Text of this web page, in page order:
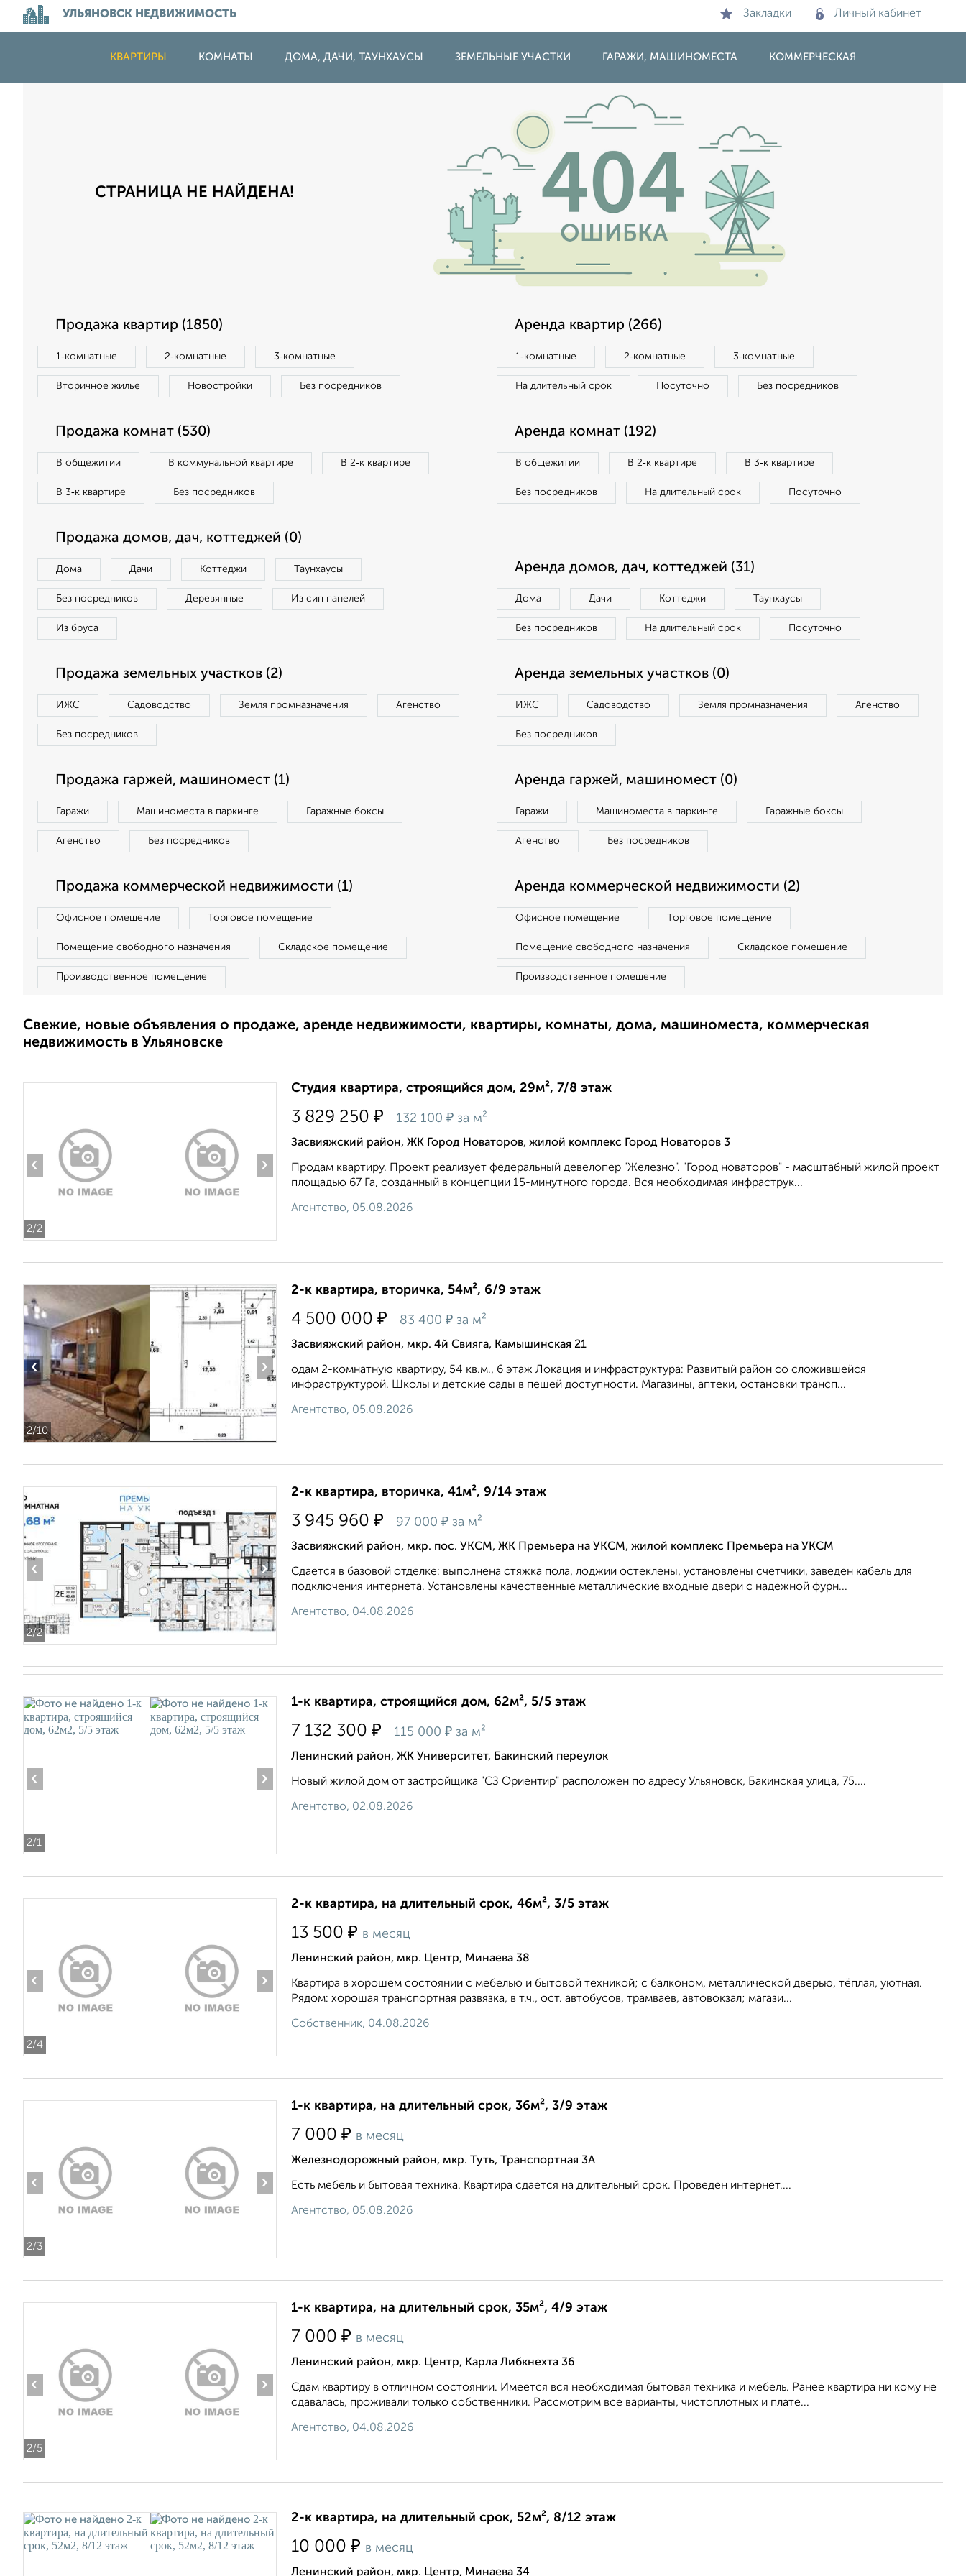
УЛЬЯНОВСК НЕДВИЖИМОСТЬ Закладки Личный кабинет
КВАРТИРЫ КОМНАТЫ ДОМА, ДАЧИ, ТАУНХАУСЫ ЗЕМЕЛЬНЫЕ УЧАСТКИ ГАРАЖИ, МАШИНОМЕСТА КОММЕРЧЕСКАЯ
СТРАНИЦА НЕ НАЙДЕНА!
Продажа квартир (1850)
1‑комнатные 2‑комнатные 3‑комнатные
Вторичное жилье Новостройки Без посредников
Аренда квартир (266)
1‑комнатные 2‑комнатные 3‑комнатные
На длительный срок Посуточно Без посредников
Продажа комнат (530)
В общежитии В коммунальной квартире В 2‑к квартире
В 3‑к квартире Без посредников
Аренда комнат (192)
В общежитии В 2‑к квартире В 3‑к квартире
Без посредников На длительный срок Посуточно
Продажа домов, дач, коттеджей (0)
Дома Дачи Коттеджи Таунхаусы
Без посредников Деревянные Из сип панелей
Из бруса
Аренда домов, дач, коттеджей (31)
Дома Дачи Коттеджи Таунхаусы
Без посредников На длительный срок Посуточно
Продажа земельных участков (2)
ИЖС Садоводство Земля промназначения Агенство
Без посредников
Аренда земельных участков (0)
ИЖС Садоводство Земля промназначения Агенство
Без посредников
Продажа гаржей, машиномест (1)
Гаражи Машиноместа в паркинге Гаражные боксы
Агенство Без посредников
Аренда гаржей, машиномест (0)
Гаражи Машиноместа в паркинге Гаражные боксы
Агенство Без посредников
Продажа коммерческой недвижимости (1)
Офисное помещение Торговое помещение
Помещение свободного назначения Складское помещение
Производственное помещение
Аренда коммерческой недвижимости (2)
Офисное помещение Торговое помещение
Помещение свободного назначения Складское помещение
Производственное помещение
Свежие, новые объявления о продаже, аренде недвижимости, квартиры, комнаты, дома, машиноместа, коммерческая
недвижимость в Ульяновске
2/2
‹ ›
Студия квартира, строящийся дом, 29м², 7/8 этаж
3 829 250 ₽ 132 100 ₽ за м²
Засвияжский район, ЖК Город Новаторов, жилой комплекс Город Новаторов 3
Продам квартиру. Проект реализует федеральный девелопер "Железно". "Город новаторов" - масштабный жилой проект
площадью 67 Га, созданный в концепции 15-минутного города. Вся необходимая инфраструк...
Агентство, 05.08.2026
2/10
‹ ›
2-к квартира, вторичка, 54м², 6/9 этаж
4 500 000 ₽ 83 400 ₽ за м²
Засвияжский район, мкр. 4й Свияга, Камышинская 21
одам 2-комнатную квартиру, 54 кв.м., 6 этаж Локация и инфраструктура: Развитый район со сложившейся
инфраструктурой. Школы и детские сады в пешей доступности. Магазины, аптеки, остановки трансп...
Агентство, 05.08.2026
2/2
‹ ›
2-к квартира, вторичка, 41м², 9/14 этаж
3 945 960 ₽ 97 000 ₽ за м²
Засвияжский район, мкр. пос. УКСМ, ЖК Премьера на УКСМ, жилой комплекс Премьера на УКСМ
Сдается в базовой отделке: выполнена стяжка пола, лоджии остеклены, установлены счетчики, заведен кабель для
подключения интернета. Установлены качественные металлические входные двери с надежной фурн...
Агентство, 04.08.2026
2/1
‹ ›
1-к квартира, строящийся дом, 62м², 5/5 этаж
7 132 300 ₽ 115 000 ₽ за м²
Ленинский район, ЖК Университет, Бакинский переулок
Новый жилой дом от застройщика "СЗ Ориентир" расположен по адресу Ульяновск, Бакинская улица, 75....
Агентство, 02.08.2026
2/4
‹ ›
2-к квартира, на длительный срок, 46м², 3/5 этаж
13 500 ₽ в месяц
Ленинский район, мкр. Центр, Минаева 38
Квартира в хорошем состоянии с мебелью и бытовой техникой; с балконом, металлической дверью, тёплая, уютная.
Рядом: хорошая транспортная развязка, в т.ч., ост. автобусов, трамваев, автовокзал; магази...
Собственник, 04.08.2026
2/3
‹ ›
1-к квартира, на длительный срок, 36м², 3/9 этаж
7 000 ₽ в месяц
Железнодорожный район, мкр. Туть, Транспортная 3А
Есть мебель и бытовая техника. Квартира сдается на длительный срок. Проведен интернет....
Агентство, 05.08.2026
2/5
‹ ›
1-к квартира, на длительный срок, 35м², 4/9 этаж
7 000 ₽ в месяц
Ленинский район, мкр. Центр, Карла Либкнехта 36
Сдам квартиру в отличном состоянии. Имеется вся необходимая бытовая техника и мебель. Ранее квартира ни кому не
сдавалась, проживали только собственники. Рассмотрим все варианты, чистоплотных и плате...
Агентство, 04.08.2026
2-к квартира, на длительный срок, 52м², 8/12 этаж
10 000 ₽ в месяц
Ленинский район, мкр. Центр, Минаева 34